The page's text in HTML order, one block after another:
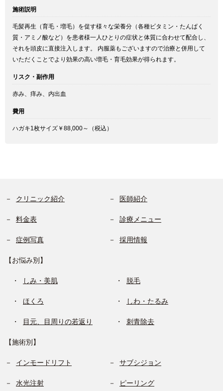
施術説明
毛髪再生（育毛・増毛）を促す様々な栄養分（各種ビタミン・たんぱく
質・アミノ酸など）を患者様一人ひとりの症状と体質に合わせて配合し、
それを頭皮に直接注入します。 内服薬もございますので治療と併用して
いただくことでより効果の高い増毛・育毛効果が得られます。
リスク・副作用
赤み、痒み、内出血
費用
ハガキ1枚サイズ￥88,000～（税込）
クリニック紹介 医師紹介
料金表 診療メニュー
症例写真 採用情報
【お悩み別】
しみ・美肌 脱毛
ほくろ しわ・たるみ
目元、目周りの若返り 刺青除去
【施術別】
インモードリフト サブシジョン
水光注射 ピーリング